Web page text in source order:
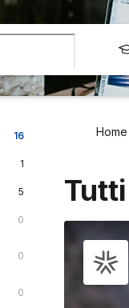
16
1
5
0
0
0
Home